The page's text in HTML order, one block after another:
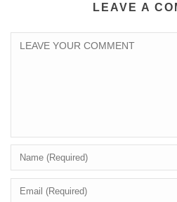
LEAVE A